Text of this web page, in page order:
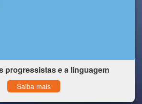
progressistas e a linguagem
Saiba mais